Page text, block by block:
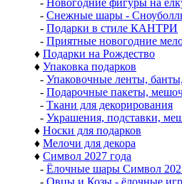
- Новогодние фигуры на
- Снежные шары -
- Подарки в стиле КАНТРИ
- Приятные новогодние
♦ Подарки на Рождество
♦ Упаковка подарков
- Упаковочные ленты,
- Подарочные пакеты,
- Ткани для декорирования
- Украшения, подставки,
♦ Носки для подарков
♦ Мелочи для декора
♦ Символ 2027 года
- Ёлочные шары Символ
- Овцы и Козы - ёлочные